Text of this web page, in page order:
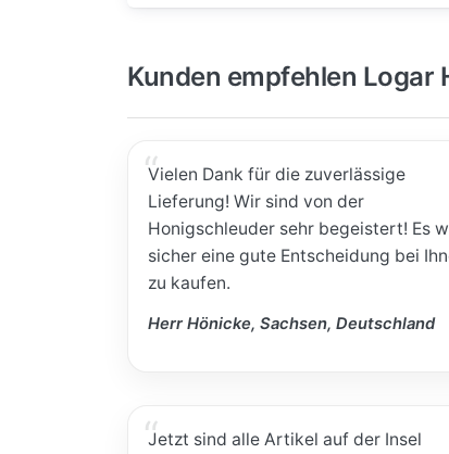
Kunden empfehlen Logar
Vielen Dank für die zuverlässige
Lieferung! Wir sind von der
Honigschleuder sehr begeistert! Es
sicher eine gute Entscheidung bei
zu kaufen.
Herr Hönicke, Sachsen, Deutschland
Jetzt sind alle Artikel auf der Insel